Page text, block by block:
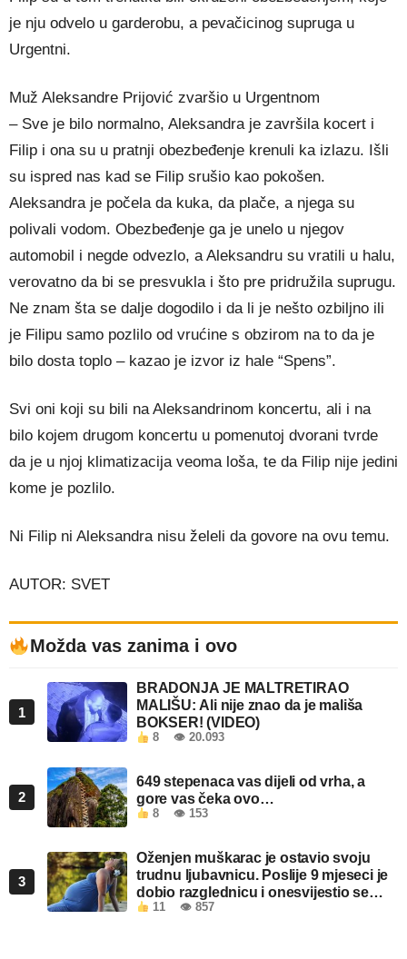
je nju odvelo u garderobu, a pevačicinog supruga u
Urgentni.
Muž Aleksandre Prijović zvaršio u Urgentnom
– Sve je bilo normalno, Aleksandra je završila kocert i
Filip i ona su u pratnji obezbeđenje krenuli ka izlazu. Išli
su ispred nas kad se Filip srušio kao pokošen.
Aleksandra je počela da kuka, da plače, a njega su
polivali vodom. Obezbeđenje ga je unelo u njegov
automobil i negde odvezlo, a Aleksandru su vratili u halu,
verovatno da bi se presvukla i što pre pridružila suprugu.
Ne znam šta se dalje dogodilo i da li je nešto ozbiljno ili
je Filipu samo pozlilo od vrućine s obzirom na to da je
bilo dosta toplo – kazao je izvor iz hale “Spens”.
Svi oni koji su bili na Aleksandrinom koncertu, ali i na
bilo kojem drugom koncertu u pomenutoj dvorani tvrde
da je u njoj klimatizacija veoma loša, te da Filip nije jedini
kome je pozlilo.
Ni Filip ni Aleksandra nisu želeli da govore na ovu temu.
AUTOR: SVET
Možda vas zanima i ovo
1
BRADONJA JE MALTRETIRAO
MALIŠU: Ali nije znao da je mališa
BOKSER! (VIDEO)
8 👁 20.093
2
649 stepenaca vas dijeli od vrha, a
gore vas čeka ovo…
8 👁 153
3
Oženjen muškarac je ostavio svoju
trudnu ljubavnicu. Poslije 9 mjeseci je
dobio razglednicu i onesvijestio se
kada je pročitao šta piše!
11 👁 857